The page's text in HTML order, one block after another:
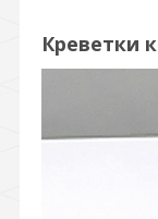
Креветки